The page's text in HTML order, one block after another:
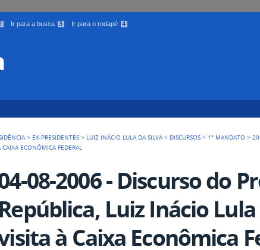
Ir para a busca 3 Ir para o rodapé 4
> EX-PRESIDENTES > LUIZ INÁCIO LULA DA SILVA > DISCURSOS > 1º MANDATO >
ECONÔMICA FEDERAL
08-2006 - Discurso do
República, Luiz Inácio
à Caixa Econômica